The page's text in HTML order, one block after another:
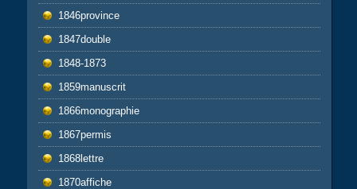
1846province
1847double
1848-1873
1859manuscrit
1866monographie
1867permis
1868lettre
1870affiche